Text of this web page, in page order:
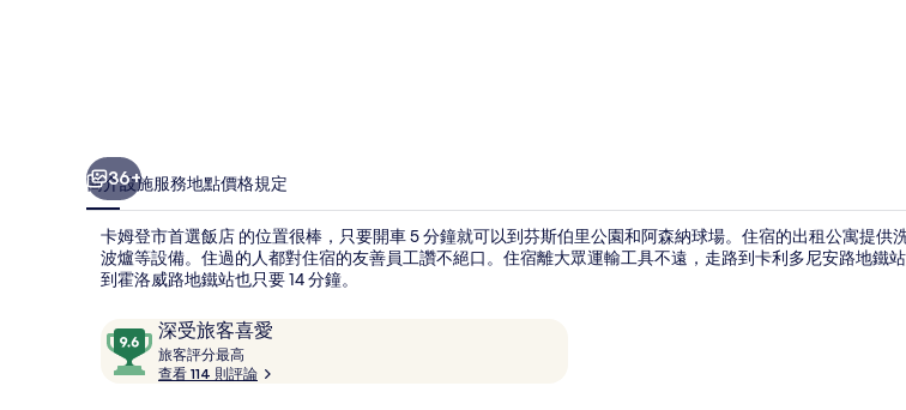
36+
簡介設施服務地點價格規定
卡姆登市首選飯店 的位置很棒，只要開車 5 分鐘就可以到芬斯伯里公園和阿森納球場。住宿的出租公寓提供
波爐等設備。住過的人都對住宿的友善員工讚不絕口。住宿離大眾運輸工具不遠，走路到卡利多尼安路地鐵站
到霍洛威路地鐵站也只要 14 分鐘。
評
論
深受旅客喜愛
9.6
分，
滿
旅客評分最高
客
查看 114 則評論